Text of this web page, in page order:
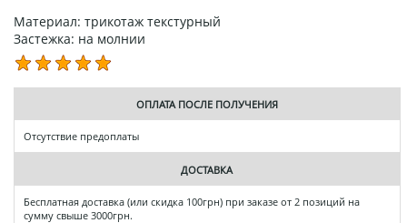
Материал: трикотаж текстурный
Застежка: на молнии
ОПЛАТА ПОСЛЕ ПОЛУЧЕНИЯ
Отсутствие предоплаты
ДОСТАВКА
Бесплатная доставка (или скидка 100грн) при заказе от 2 позиций на
сумму свыше 3000грн.